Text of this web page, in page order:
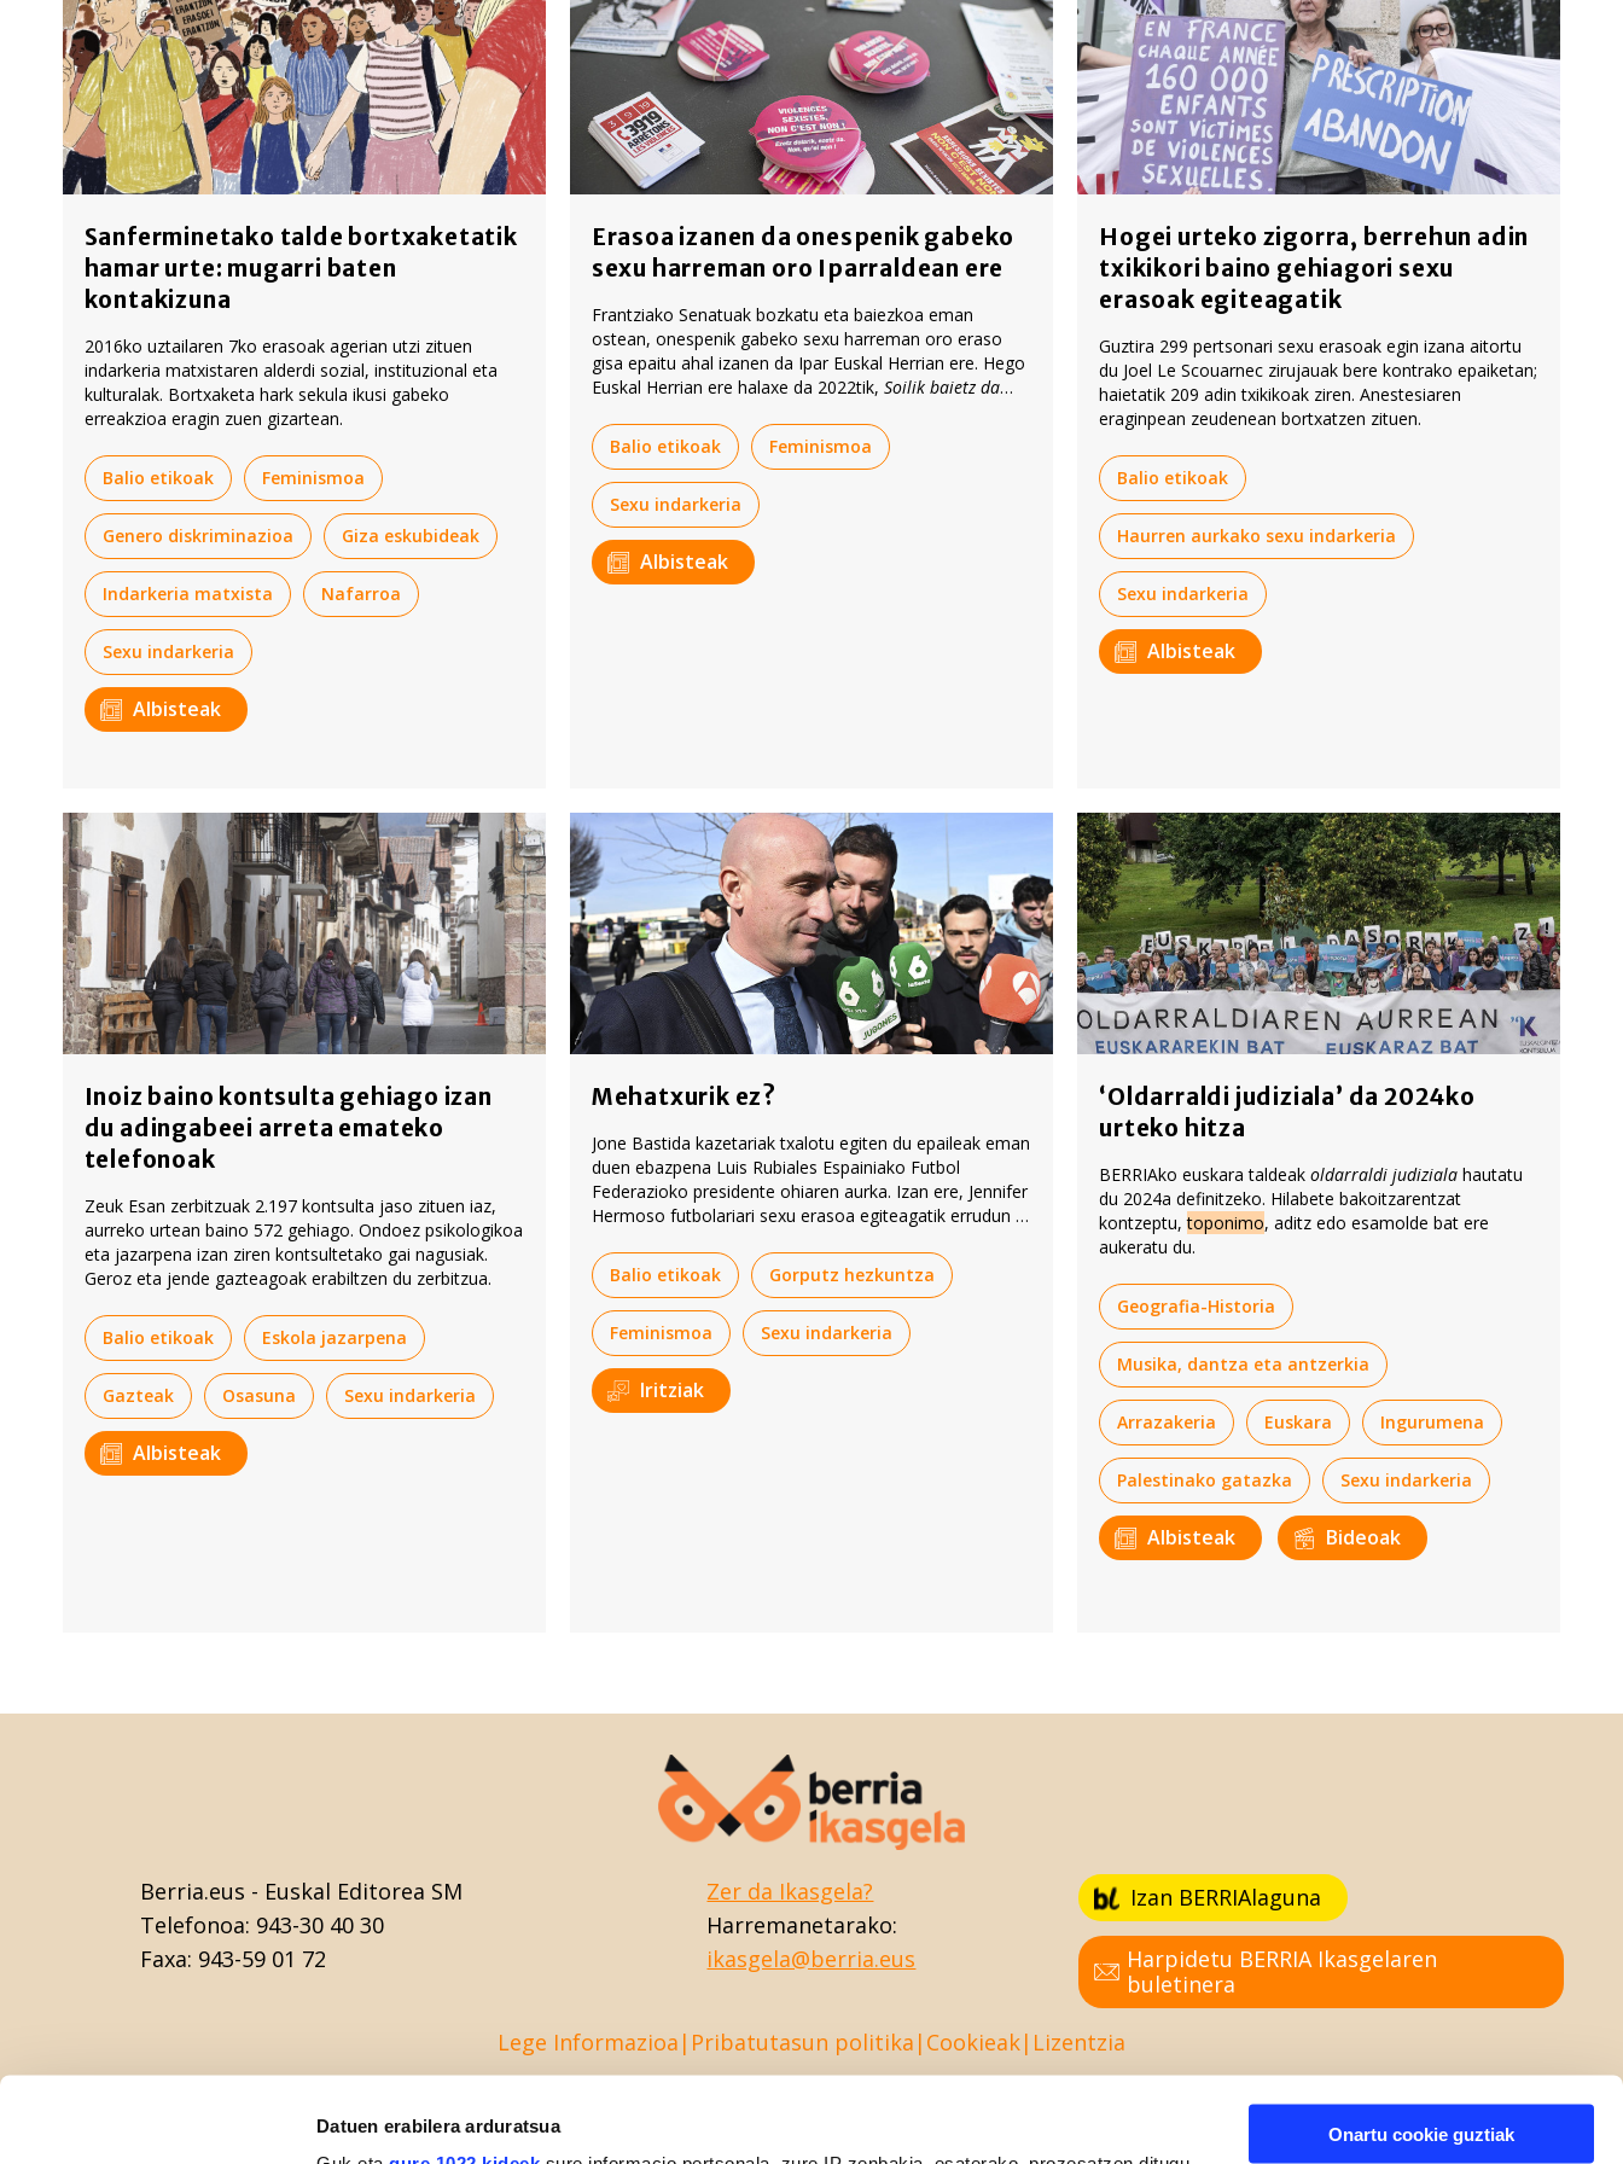
Datuen erabilera arduratsua
Onartu cookie guztiak
Sanferminetako talde bortxaketatik
hamar urte: mugarri baten
kontakizuna
2016ko uztailaren 7ko erasoak agerian utzi zituen
indarkeria matxistaren alderdi sozial, instituzional eta
kulturalak. Bortxaketa hark sekula ikusi gabeko
erreakzioa eragin zuen gizartean.
Balio etikoak Feminismoa
Genero diskriminazioa Giza eskubideak
Indarkeria matxista Nafarroa
Sexu indarkeria
Albisteak
Erasoa izanen da onespenik gabeko
sexu harreman oro Iparraldean ere
Frantziako Senatuak bozkatu eta baiezkoa eman
ostean, onespenik gabeko sexu harreman oro eraso
gisa epaitu ahal izanen da Ipar Euskal Herrian ere. Hego
Euskal Herrian ere halaxe da 2022tik, Soilik baietz da
Balio etikoak
Feminismoa
Sexu indarkeria
Albisteak
Hogei urteko zigorra, berrehun adin
txikikori baino gehiagori sexu
erasoak egiteagatik
Guztira 299 pertsonari sexu erasoak egin izana aitortu
du Joel Le Scouarnec zirujauak bere kontrako epaiketan;
haietatik 209 adin txikikoak ziren. Anestesiaren
eraginpean zeudenean bortxatzen zituen.
Balio etikoak
Haurren aurkako sexu indarkeria
Sexu indarkeria
Albisteak
Inoiz baino kontsulta gehiago izan
du adingabeei arreta emateko
telefonoak
Zeuk Esan zerbitzuak 2.197 kontsulta jaso zituen iaz,
aurreko urtean baino 572 gehiago. Ondoez psikologikoa
eta jazarpena izan ziren kontsultetako gai nagusiak.
Geroz eta jende gazteagoak erabiltzen du zerbitzua.
Balio etikoak Eskola jazarpena
Gazteak Osasuna Sexu indarkeria
Albisteak
Mehatxurik ez?
Jone Bastida kazetariak txalotu egiten du epaileak eman
duen ebazpena Luis Rubiales Espainiako Futbol
Federazioko presidente ohiaren aurka. Izan ere, Jennifer
Hermoso futbolariari sexu erasoa egiteagatik errudun jo
jokalariak jasan zuen jazarpena zigortu ez izana.
Balio etikoak Gorputz hezkuntza
Feminismoa Sexu indarkeria
Iritziak
‘Oldarraldi judiziala’ da 2024ko
urteko hitza
BERRIAko euskara taldeakoldarraldi judiziala hautatu
du 2024a definitzeko. Hilabete bakoitzarentzat
kontzeptu,toponimo, aditz edo esamolde bat ere
aukeratu du.
Geografia-Historia
Musika, dantza eta antzerkia
Arrazakeria Euskara Ingurumena
Palestinako gatazka Sexu indarkeria
Albisteak Bideoak
Berria.eus - Euskal Editorea SM
Telefonoa: 943-30 40 30
Faxa: 943-59 01 72
Zer da Ikasgela?
Harremanetarako:
ikasgela@berria.eus
Izan BERRIAlaguna
Harpidetu BERRIA Ikasgelaren
buletinera
Lege Informazioa Pribatutasun politika Cookieak Lizentzia